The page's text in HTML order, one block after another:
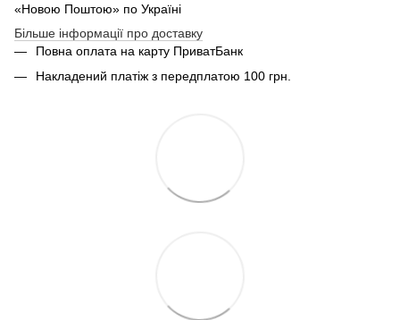
«Новою Поштою» по Україні
Більше інформації про доставку
Повна оплата на карту ПриватБанк
Накладений платіж з передплатою 100 грн.